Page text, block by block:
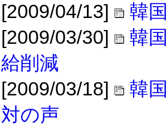
[2009/04/13]
韓
[2009/03/30]
韓
給削減
[2009/03/18]
韓
対の声